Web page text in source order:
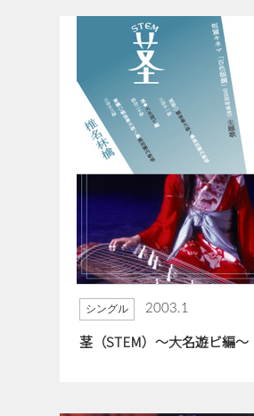
シングル 2003.1
茎（STEM）～大名遊ビ編〜